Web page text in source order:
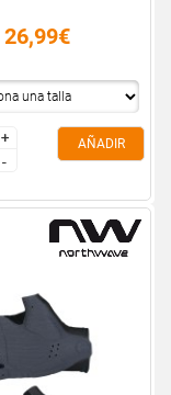
26,99€
+
-
+
-
AÑADIR